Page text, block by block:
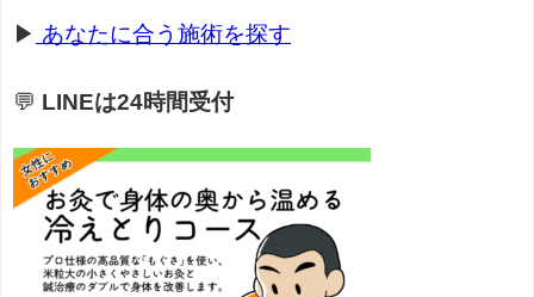
▶ あなたに合う施術を探す
💬 LINEは24時間受付